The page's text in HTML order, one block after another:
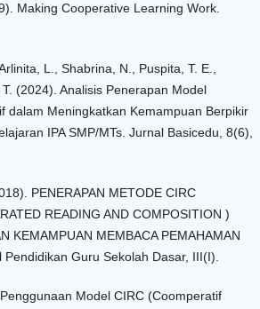
Making Cooperative Learning Work.
L., Shabrina, N., Puspita, T. E.,
(2024). Analisis Penerapan Model
dalam Meningkatkan Kemampuan Berpikir
IPA SMP/MTs. Jurnal Basicedu, 8(6),
PENERAPAN METODE CIRC
READING AND COMPOSITION )
KEMAMPUAN MEMBACA PEMAHAMAN
Pendidikan Guru Sekolah Dasar, III(I).
Model CIRC (Coomperatif